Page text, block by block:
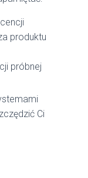
produktu
próbnej
Ci